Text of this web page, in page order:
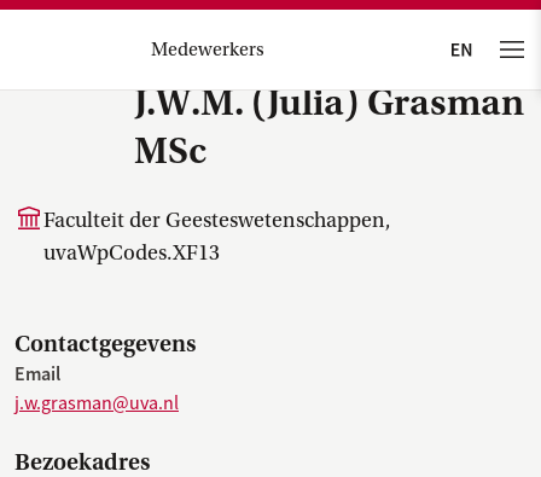
Medewerkers
J.W.M. (Julia) Grasman
MSc
Faculteit der Geesteswetenschappen,
uvaWpCodes.XF13
Contactgegevens
Email
j.w.grasman@uva.nl
Bezoekadres